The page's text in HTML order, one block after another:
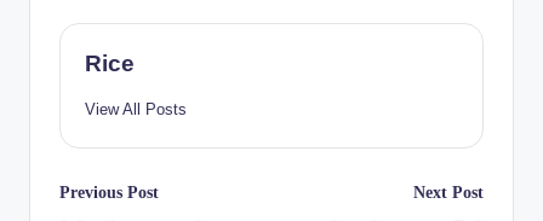
Rice
View All Posts
Post
Previous Post Next Post